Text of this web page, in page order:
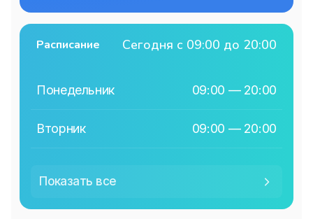
Расписание Сегодня с 09:00 до 20:00
Понедельник 09:00 — 20:00
Вторник 09:00 — 20:00
Показать все